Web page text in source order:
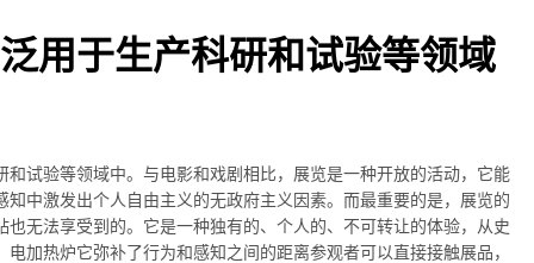
用于生产科研和试验等领域
和试验等领域中。与电影和戏剧相比，展览是一种开放的活动，它能
知中激发出个人自由主义的无政府主义因素。而最重要的是，展览的
也无法享受到的。它是一种独有的、个人的、不可转让的体验，从史
加热炉它弥补了行为和感知之间的距离参观者可以直接接触展品，